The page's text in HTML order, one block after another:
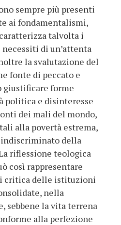
sempre più presenti
ai fondamentalismi,
talvolta i
di un’attenta
la svalutazione del
fonte di peccato e
giustificare forme
politica e disinteresse
dei mali del mondo,
alla povertà estrema,
della
riflessione teologica
così rappresentare
critica delle istituzioni
nella
sebbene la vita terrena
alla perfezione